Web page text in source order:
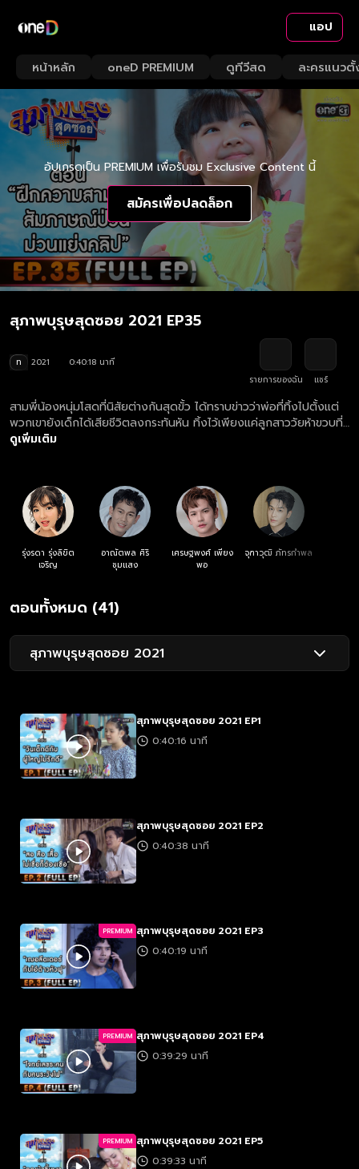
แอป
หน้าหลัก oneD PREMIUM ดูทีวีสด ละครแนวตั้
อัปเกรดเป็น PREMIUM เพื่อรับชม Exclusive Content นี้
สมัครเพื่อปลดล็อก
สุภาพบุรุษสุดซอย 2021 EP35
ท 2021
0:40:18 นาที
รายการของฉัน
แชร์
สามพี่น้องหนุ่มโสดที่นิสัยต่างกันสุดขั้ว ได้ทราบข่าวว่าพ่อที่ทิ้งไปตั้งแต่
พวกเขายังเด็กได้เสียชีวิตลงกระทันหัน ทิ้งไว้เพียงแค่ลูกสาววัยห้าขวบที่
เกิดกับภรรยาใหม่ พวกเขาจึงตัดสินใจรับบทคุณพ่อจำเป็น เพื่อไม่ให้น้อง
ดูเพิ่มเติม
รุ่งรดา รุ่งลิขิต
เจริญ
อาณัตพล ศิริ
ชุมแสง
เศรษฐพงศ์ เพียง
พอ
จุฑาวุฒิ ภัทรกำพล
ตอนทั้งหมด (41)
สุภาพบุรุษสุดซอย 2021
สุภาพบุรุษสุดซอย 2021 EP1
0:40:16 นาที
สุภาพบุรุษสุดซอย 2021 EP2
0:40:38 นาที
PREMIUM สุภาพบุรุษสุดซอย 2021 EP3
0:40:19 นาที
PREMIUM สุภาพบุรุษสุดซอย 2021 EP4
0:39:29 นาที
PREMIUM สุภาพบุรุษสุดซอย 2021 EP5
0:39:33 นาที